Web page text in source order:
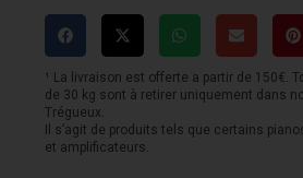
BOSPHORUS
Master
series
hit
hat
¹ La livraison est offerte a partir de 150€.
de 30 kg sont à retirer uniquement dans
Trégueux.
Il s’agit de produits tels que certains
et amplificateurs.